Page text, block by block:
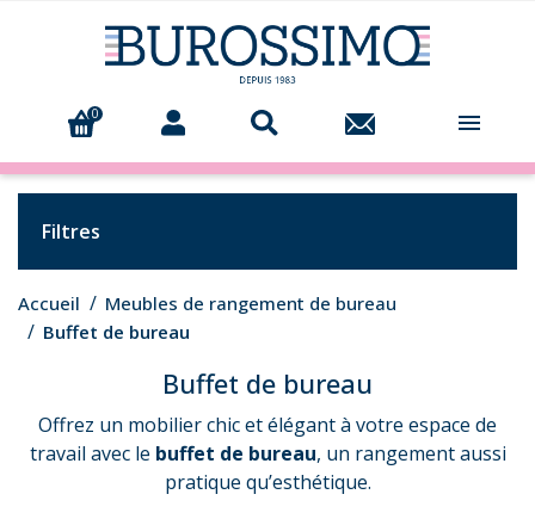
0 
Filtres
Accueil
Meubles de rangement de bureau
Buffet de bureau
Buffet de bureau
Offrez un mobilier chic et élégant à votre espace de
travail avec le buffet de bureau, un rangement aussi
pratique qu’esthétique.